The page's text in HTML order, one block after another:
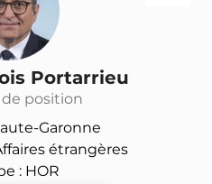
Portarrieu
de position
Garonne
étrangères
: HOR